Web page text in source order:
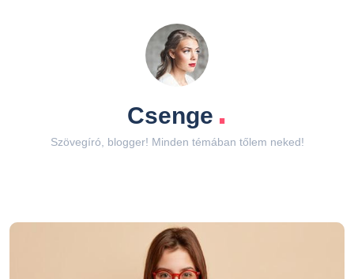
Csenge .
Szövegíró, blogger! Minden témában tőlem neked!